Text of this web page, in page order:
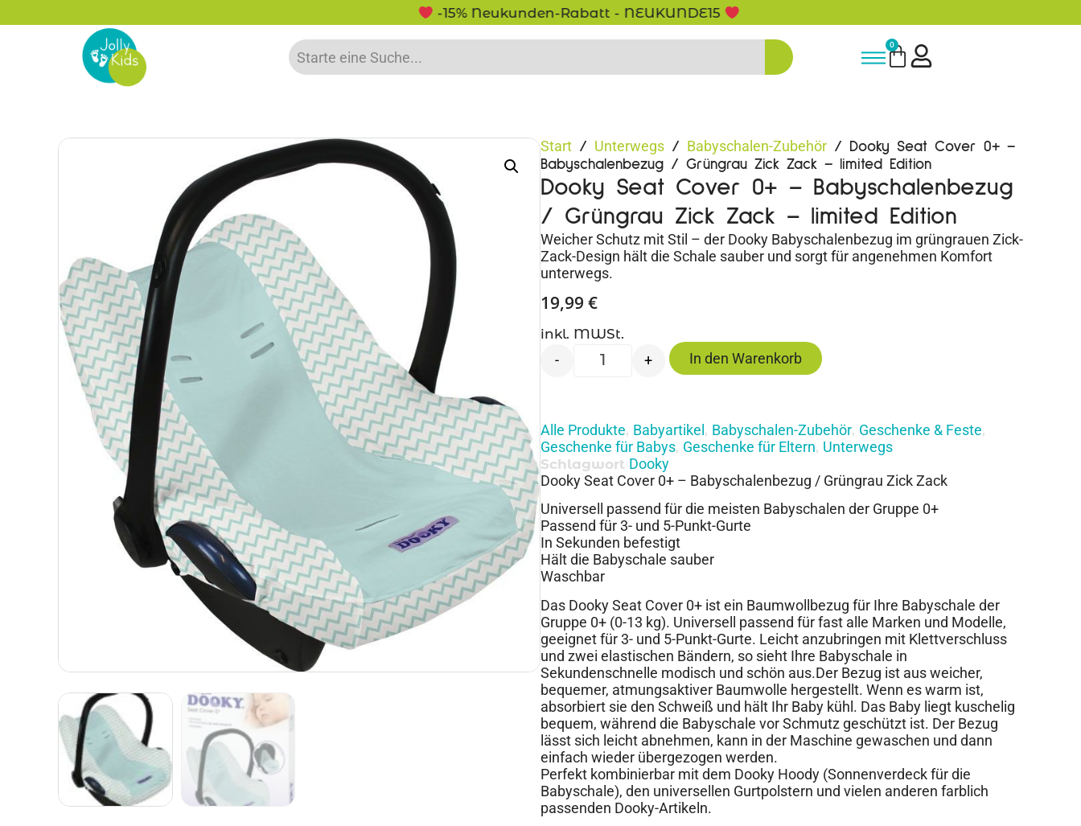
-15% Neukunden-Rabatt - NEUKUNDE15
0
Start / Unterwegs / Babyschalen-Zubehör / Dooky Seat Cover 0+ –
Babyschalenbezug / Grüngrau Zick Zack – limited Edition
Dooky Seat Cover 0+ – Babyschalenbezug
/ Grüngrau Zick Zack – limited Edition
Weicher Schutz mit Stil – der Dooky Babyschalenbezug im grüngrauen Zick-
Zack-Design hält die Schale sauber und sorgt für angenehmen Komfort
unterwegs.
19,99 €
inkl. MWSt.
- + In den Warenkorb
Alle Produkte, Babyartikel, Babyschalen-Zubehör, Geschenke & Feste,
Geschenke für Babys, Geschenke für Eltern, Unterwegs
Schlagwort Dooky
Dooky Seat Cover 0+ – Babyschalenbezug / Grüngrau Zick Zack
Universell passend für die meisten Babyschalen der Gruppe 0+
Passend für 3- und 5-Punkt-Gurte
In Sekunden befestigt
Hält die Babyschale sauber
Waschbar
Das Dooky Seat Cover 0+ ist ein Baumwollbezug für Ihre Babyschale der
Gruppe 0+ (0-13 kg). Universell passend für fast alle Marken und Modelle,
geeignet für 3- und 5-Punkt-Gurte. Leicht anzubringen mit Klettverschluss
und zwei elastischen Bändern, so sieht Ihre Babyschale in
Sekundenschnelle modisch und schön aus.Der Bezug ist aus weicher,
bequemer, atmungsaktiver Baumwolle hergestellt. Wenn es warm ist,
absorbiert sie den Schweiß und hält Ihr Baby kühl. Das Baby liegt kuschelig
bequem, während die Babyschale vor Schmutz geschützt ist. Der Bezug
lässt sich leicht abnehmen, kann in der Maschine gewaschen und dann
einfach wieder übergezogen werden.
Perfekt kombinierbar mit dem Dooky Hoody (Sonnenverdeck für die
Babyschale), den universellen Gurtpolstern und vielen anderen farblich
passenden Dooky-Artikeln.